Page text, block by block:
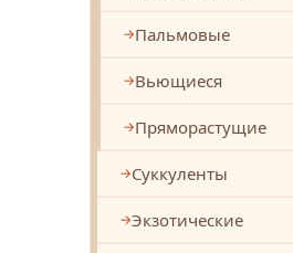
Пальмовые
Вьющиеся
Пряморастущие
Суккуленты
Экзотические